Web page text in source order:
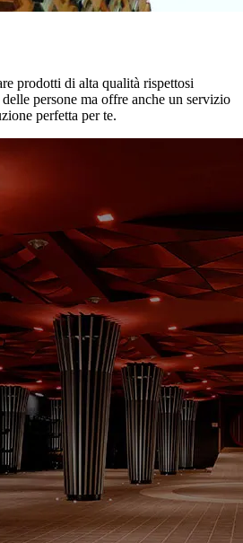
prodotti di alta qualità rispettosi
persone ma offre anche un servizio
perfetta per te.